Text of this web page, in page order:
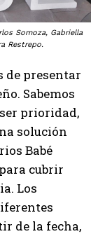
Somoza, Gabriella
Restrepo.
de presentar
Sabemos
prioridad,
solución
Babé
cubrir
Los
de la fecha,